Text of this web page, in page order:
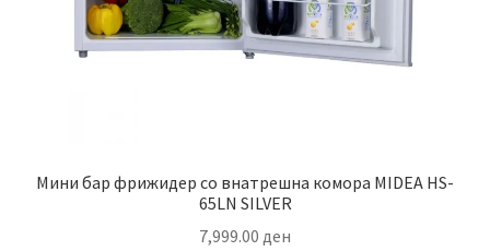
Мини бар фрижидер со внатрешна комора MIDEA HS-
65LN SILVER
7,999.00 ден